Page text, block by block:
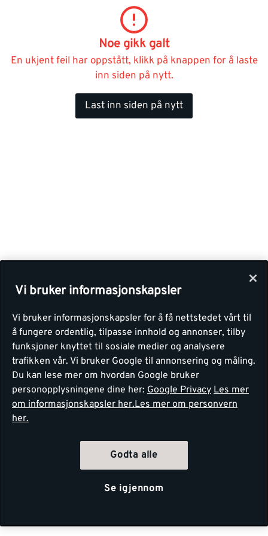
Noe gikk galt
En ukjent feil har oppstått, klikk på knappen for å laste
inn siden på nytt.
Last inn siden på nytt
Vi bruker informasjonskapsler
Vi bruker informasjonskapsler for å få nettstedet vårt til
å fungere ordentlig, tilpasse innhold og annonser, tilby
funksjoner knyttet til sosiale medier og analysere
trafikken vår. Vi bruker Google til annonsering og måling.
Du kan lese mer om hvordan Google bruker
personopplysningene dine her: Google Privacy Les mer
om informasjonskapsler her.Les mer om personvern
her.
Godta alle
Se igjennom